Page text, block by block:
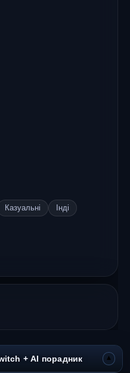
Казуальні
Інді
+ AI порадник ▾